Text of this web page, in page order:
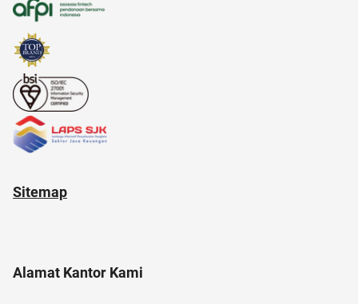
alasan saham CPO melejit
Sitemap
Alamat Kantor Kami